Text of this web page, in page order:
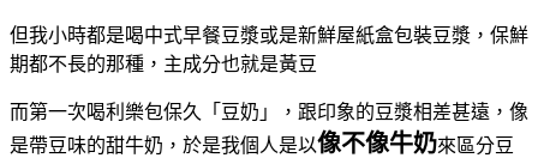
但我小時都是喝中式早餐豆漿或是新鮮屋紙盒包裝豆漿，保鮮
期都不長的那種，主成分也就是黃豆
而第一次喝利樂包保久「豆奶」，跟印象的豆漿相差甚遠，像
是帶豆味的甜牛奶，於是我個人是以像不像牛奶來區分豆